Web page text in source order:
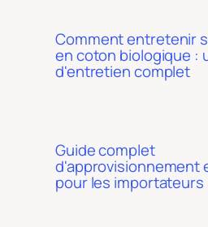
Comment entretenir
en coton biologique :
d'entretien complet
Guide complet
d'approvisionnement
pour les importateurs